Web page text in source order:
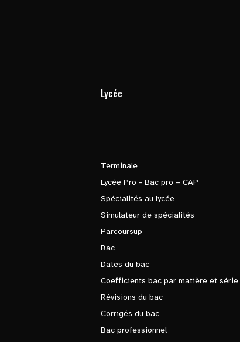
Lycée
Terminale
Lycée Pro - Bac pro – CAP
Spécialités au lycée
Simulateur de spécialités
Parcoursup
Bac
Dates du bac
Coefficients bac par matière et série
Révisions du bac
Corrigés du bac
Bac professionnel